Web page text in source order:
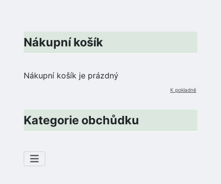
Nákupní košík
Nákupní košík je prázdný
K pokladně
Kategorie obchůdku